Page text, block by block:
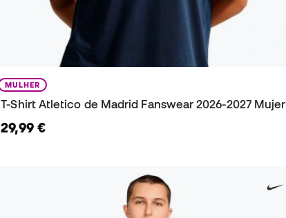
MULHER
T-Shirt Atletico de Madrid Fanswear 2026-2027 Mujer
29,99 €